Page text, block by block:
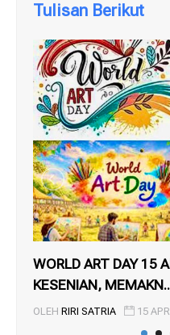
Tulisan Berikut
WORLD ART DAY 15
KESENIAN,
OLEH RIRI SATRIA 15